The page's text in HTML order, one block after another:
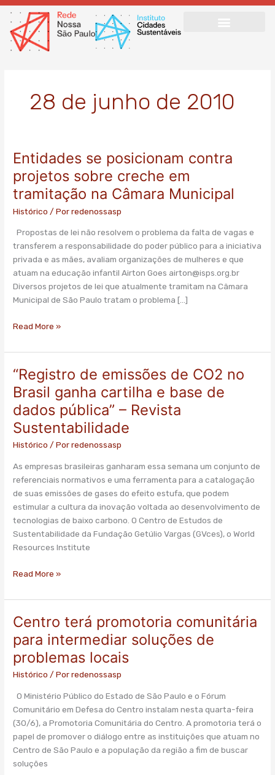
Ir
para
conteúdo
28 de junho de 2010
Entidades se posicionam contra
projetos sobre creche em
tramitação na Câmara Municipal
Histórico / Porredenossasp
Propostas de lei não resolvem o problema da falta de vagas e
transferem a responsabilidade do poder público para a iniciativa
privada e as mães, avaliam organizações de mulheres e que
atuam na educação infantil Airton Goes airton@isps.org.br
Diversos projetos de lei que atualmente tramitam na Câmara
Municipal de São Paulo tratam o problema […]
Entidades
posicionam
contra
projetos
creche
em
tramitação
na
Câmara
Municipal
Read More »
“Registro de emissões de CO2 no
Brasil ganha cartilha e base de
dados pública” – Revista
Sustentabilidade
Histórico / Porredenossasp
As empresas brasileiras ganharam essa semana um conjunto de
referenciais normativos e uma ferramenta para a catalogação
de suas emissões de gases do efeito estufa, que podem
estimular a cultura da inovação voltada ao desenvolvimento de
tecnologias de baixo carbono. O Centro de Estudos de
Sustentabilidade da Fundação Getúlio Vargas (GVces), o World
Resources Institute
“Registro
de
emissões
de
CO2
ganha
cartilha
e
base
de
dados
pública”
Revista
Read More »
Centro terá promotoria comunitária
para intermediar soluções de
problemas locais
Histórico / Porredenossasp
O Ministério Público do Estado de São Paulo e o Fórum
Comunitário em Defesa do Centro instalam nesta quarta-feira
(30/6), a Promotoria Comunitária do Centro. A promotoria terá o
papel de promover o diálogo entre as instituições que atuam no
Centro de São Paulo e a população da região a fim de buscar
soluções
Centro
promotoria
comunitária
para
soluções
de
problemas
locais